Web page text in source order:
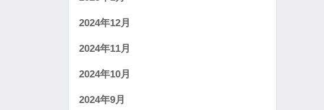
2024年12月
2024年11月
2024年10月
2024年9月